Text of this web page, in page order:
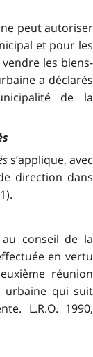
peut autoriser
et pour les
les biens-
a déclarés
de la
s’applique, avec
direction dans
conseil de la
en vertu
réunion
urbaine qui suit
L.R.O. 1990,